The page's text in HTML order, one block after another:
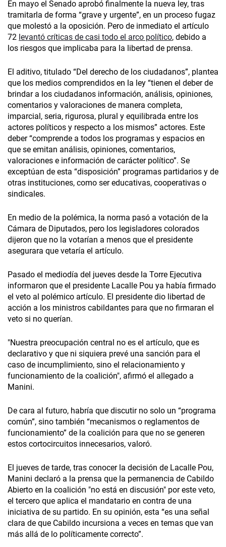
En mayo el Senado aprobó finalmente la nueva ley, tras
tramitarla de forma “grave y urgente”, en un proceso fugaz
que molestó a la oposición. Pero de inmediato el artículo
72 levantó críticas de casi todo el arco político, debido a
los riesgos que implicaba para la libertad de prensa.
El aditivo, titulado “Del derecho de los ciudadanos”, plantea
que los medios comprendidos en la ley “tienen el deber de
brindar a los ciudadanos información, análisis, opiniones,
comentarios y valoraciones de manera completa,
imparcial, seria, rigurosa, plural y equilibrada entre los
actores políticos y respecto a los mismos” actores. Este
deber “comprende a todos los programas y espacios en
que se emitan análisis, opiniones, comentarios,
valoraciones e información de carácter político”. Se
exceptúan de esta “disposición” programas partidarios y de
otras instituciones, como ser educativas, cooperativas o
sindicales.
En medio de la polémica, la norma pasó a votación de la
Cámara de Diputados, pero los legisladores colorados
dijeron que no la votarían a menos que el presidente
asegurara que vetaría el artículo.
Pasado el mediodía del jueves desde la Torre Ejecutiva
informaron que el presidente Lacalle Pou ya había firmado
el veto al polémico artículo. El presidente dio libertad de
acción a los ministros cabildantes para que no firmaran el
veto si no querían.
"Nuestra preocupación central no es el artículo, que es
declarativo y que ni siquiera prevé una sanción para el
caso de incumplimiento, sino el relacionamiento y
funcionamiento de la coalición", afirmó el allegado a
Manini.
De cara al futuro, habría que discutir no solo un “programa
común”, sino también “mecanismos o reglamentos de
funcionamiento” de la coalición para que no se generen
estos cortocircuitos innecesarios, valoró.
El jueves de tarde, tras conocer la decisión de Lacalle Pou,
Manini declaró a la prensa que la permanencia de Cabildo
Abierto en la coalición "no está en discusión" por este veto,
el tercero que aplica el mandatario en contra de una
iniciativa de su partido. En su opinión, esta “es una señal
clara de que Cabildo incursiona a veces en temas que van
más allá de lo políticamente correcto”.